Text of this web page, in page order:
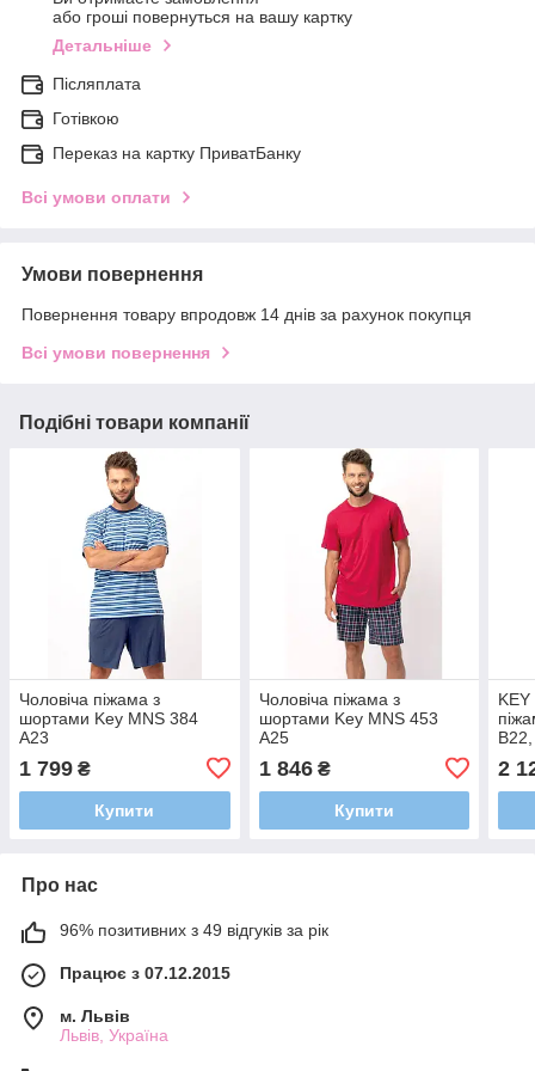
або гроші повернуться на вашу картку
Детальніше
Післяплата
Готівкою
Переказ на картку ПриватБанку
Всі умови оплати
Умови повернення
Повернення товару впродовж 14 днів за рахунок покупця
Всі умови повернення
Подібні товари компанії
Чоловіча піжама з
шортами Key MNS 384
A23
1 799 ₴
Купити
Чоловіча піжама з
шортами Key MNS 453
A25
1 846₴
Купити
2
Про нас
96% позитивних з 49 відгуків за рік
Працює з 07.12.2015
м. Львів
Львів, Україна